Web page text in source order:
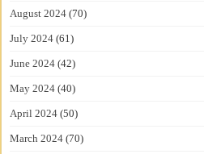
August 2024 (70)
July 2024 (61)
June 2024 (42)
May 2024 (40)
April 2024 (50)
March 2024 (70)